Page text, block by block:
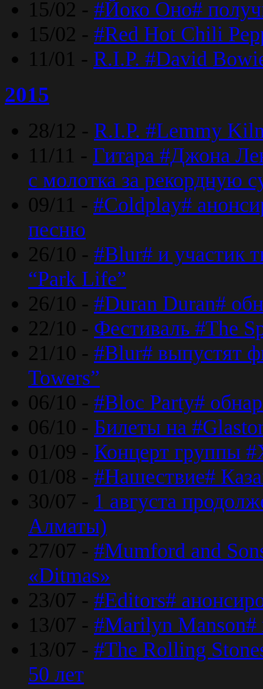
15/02 - #Йоко Оно#
15/02 - #Red Hot Chili
11/01 - R.I.P. #David
2015
28/12 - R.I.P. #Lemmy
11/11 - Гитара #Джона
с молотка за рекордную
09/11 - #Coldplay#
песню
26/10 - #Blur# и участик
“Park Life”
26/10 - #Duran Duran#
22/10 - Фестиваль #The
21/10 - #Blur# выпустят
Towers”
06/10 - #Bloc Party#
06/10 - Билеты на
01/09 - Концерт группы
01/08 - #Нашествие#
30/07 - 1 августа
Алматы)
27/07 - #Mumford and
«Ditmas»
23/07 - #Editors#
13/07 - #Marilyn Manson#
13/07 - #The Rolling
50 лет